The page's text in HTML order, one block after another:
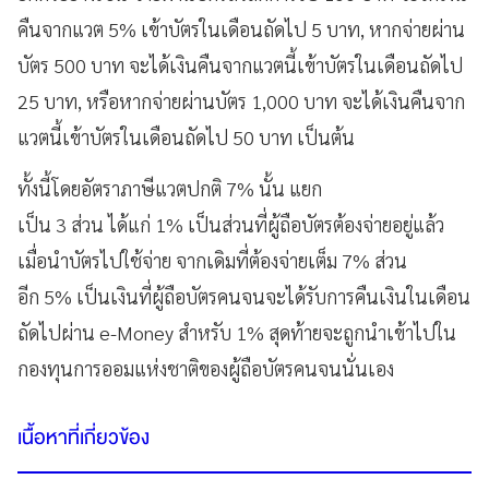
คืนจากแวต 5% เข้าบัตรในเดือนถัดไป 5 บาท, หากจ่ายผ่าน
บัตร 500 บาท จะได้เงินคืนจากแวตนี้เข้าบัตรในเดือนถัดไป
25 บาท, หรือหากจ่ายผ่านบัตร 1,000 บาท จะได้เงินคืนจาก
แวตนี้เข้าบัตรในเดือนถัดไป 50 บาท เป็นต้น
ทั้งนี้โดยอัตราภาษีแวตปกติ 7% นั้น แยก
เป็น 3 ส่วน ได้แก่ 1% เป็นส่วนที่ผู้ถือบัตรต้องจ่ายอยู่แล้ว
เมื่อนำบัตรไปใช้จ่าย จากเดิมที่ต้องจ่ายเต็ม 7% ส่วน
อีก 5% เป็นเงินที่ผู้ถือบัตรคนจนจะได้รับการคืนเงินในเดือน
ถัดไปผ่าน e-Money สำหรับ 1% สุดท้ายจะถูกนำเข้าไปใน
กองทุนการออมแห่งชาติของผู้ถือบัตรคนจนนั่นเอง
เนื้อหาที่เกี่ยวข้อง